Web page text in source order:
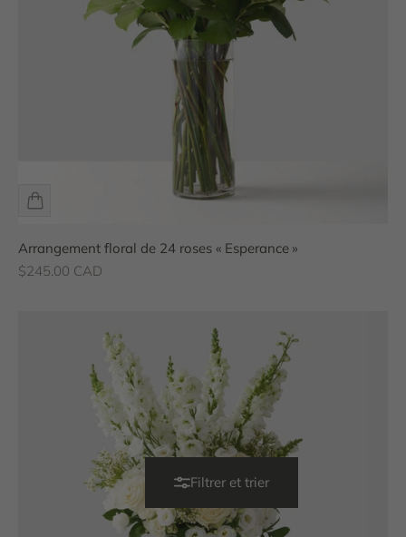
Filtrer et trier
Arrangement floral de 24 roses « Esperance »
Prix de vente
$245.00 CAD